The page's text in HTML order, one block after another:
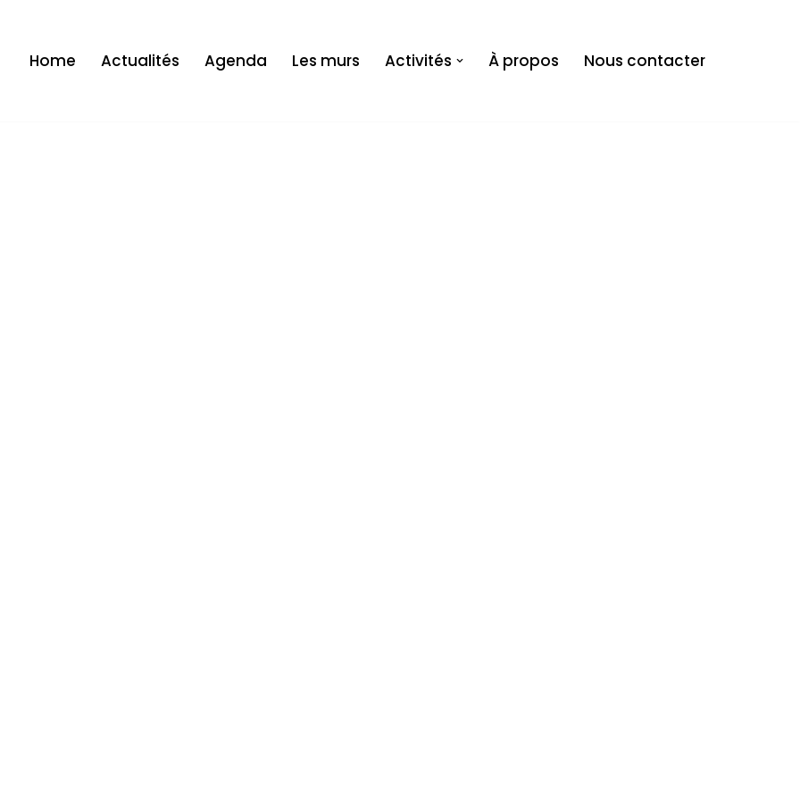
Home Actualités Agenda Les murs Activités À propos Nous contacter